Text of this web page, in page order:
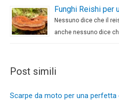
Funghi Reishi per
Nessuno dice che il
anche nessuno dice
Post simili
Scarpe da moto per una